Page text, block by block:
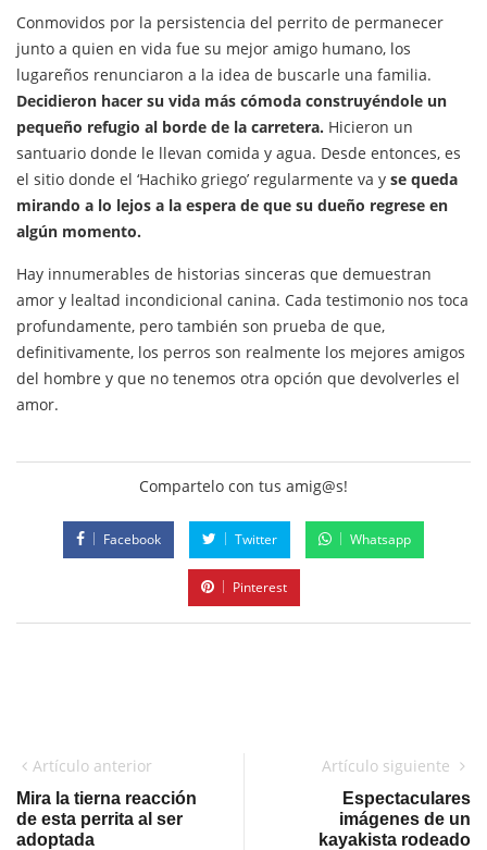
Conmovidos por la persistencia del perrito de permanecer
junto a quien en vida fue su mejor amigo humano, los
lugareños renunciaron a la idea de buscarle una familia.
Decidieron hacer su vida más cómoda construyéndole un
pequeño refugio al borde de la carretera. Hicieron un
santuario donde le llevan comida y agua. Desde entonces, es
el sitio donde el ‘Hachiko griego’ regularmente va y se queda
mirando a lo lejos a la espera de que su dueño regrese en
algún momento.
Hay innumerables de historias sinceras que demuestran
amor y lealtad incondicional canina. Cada testimonio nos toca
profundamente, pero también son prueba de que,
definitivamente, los perros son realmente los mejores amigos
del hombre y que no tenemos otra opción que devolverles el
amor.
Compartelo con tus amig@s!
Facebook Twitter Whatsapp
Pinterest
Artículo anterior
Mira la tierna reacción
de esta perrita al ser
adoptada
Artículo siguiente
Espectaculares
imágenes de un
kayakista rodeado